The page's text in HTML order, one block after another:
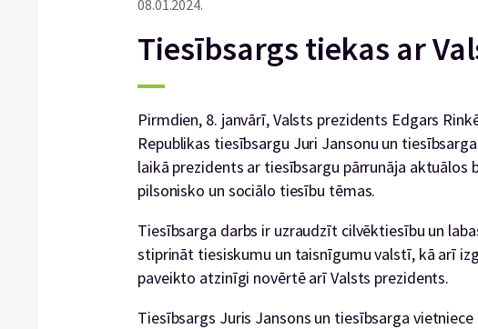
08.01.2024.
Tiesībsargs tiekas ar
Pirmdien, 8. janvārī, Valsts prezidents Edgars
Republikas tiesībsargu Juri Jansonu un
laikā prezidents ar tiesībsargu pārrunāja aktuālos
pilsonisko un sociālo tiesību tēmas.
Tiesībsarga darbs ir uzraudzīt cilvēktiesību un
stiprināt tiesiskumu un taisnīgumu valstī, kā arī
paveikto atzinīgi novērtē arī Valsts prezidents.
Tiesībsargs Juris Jansons un tiesībsarga